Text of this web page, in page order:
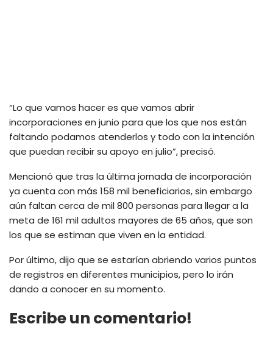
“Lo que vamos hacer es que vamos abrir
incorporaciones en junio para que los que nos están
faltando podamos atenderlos y todo con la intención
que puedan recibir su apoyo en julio”, precisó.
Mencionó que tras la última jornada de incorporación
ya cuenta con más 158 mil beneficiarios, sin embargo
aún faltan cerca de mil 800 personas para llegar a la
meta de 161 mil adultos mayores de 65 años, que son
los que se estiman que viven en la entidad.
Por último, dijo que se estarían abriendo varios puntos
de registros en diferentes municipios, pero lo irán
dando a conocer en su momento.
Escribe un comentario!